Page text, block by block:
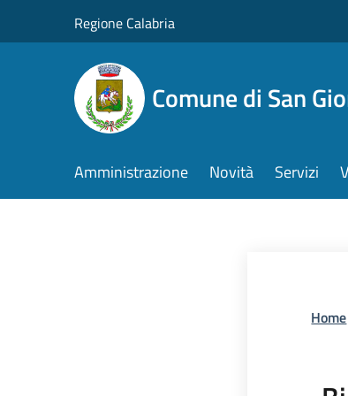
Regione Calabria
Comune di San
Amministrazione Novità Servizi
Home